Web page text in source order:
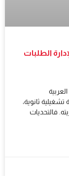
الطلبات
ثانوية،